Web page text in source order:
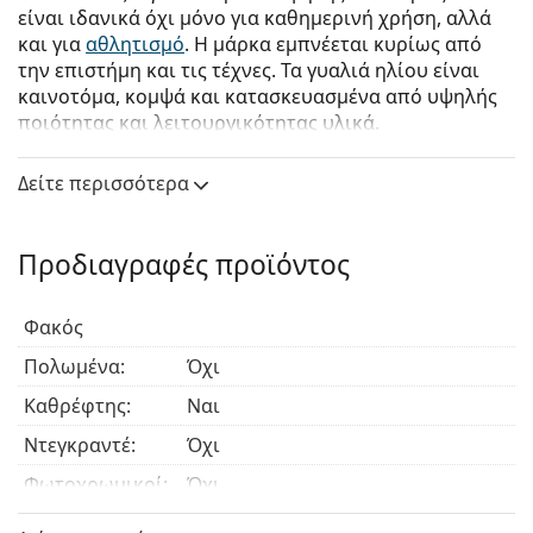
είναι ιδανικά όχι μόνο για καθημερινή χρήση, αλλά
και γιααθλητισμό. Η μάρκα εμπνέεται κυρίως από
την επιστήμη και τις τέχνες. Τα γυαλιά ηλίου είναι
καινοτόμα, κομψά και κατασκευασμένα από υψηλής
ποιότητας και λειτουργικότητας υλικά.
Oakley Sylas OO 9448 06είναι αντρικά γυαλιά ηλίου.
Δείτε πώς φαίνονται πάνω σας αυτά τα γυαλιά ηλίου
Lentiamo.
Το μαύρο χρώμα του σκελετού ταιριάζει απόλυτα
με το δροσερό χρώμα του δέρματος και τα ανοιχτά
ξανθά, ανοιχτά καφέ ή μαύρα μαλλιά.
Οιορθογώνιοι σκελετοί γυαλιών ηλίου
ιδανική επιλογή για όσους έχουν οβάλ ή
στρογγυλό σχήμα προσώπου.
Ο σκελετός των γυαλιών ηλίου είναι
κατασκευασμένος από υψηλής ποιότητας
Δείτε περισσότερα
Προδιαγραφές προϊόντος
Φακός
Πολωμένα:
Όχι
Καθρέφτης:
Ναι
Ντεγκραντέ:
Όχι
Φωτοχρωμικοί:
Όχι